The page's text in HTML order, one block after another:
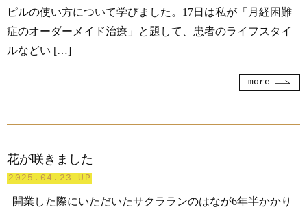
ピルの使い方について学びました。17日は私が「月経困難
症のオーダーメイド治療」と題して、患者のライフスタイ
ルなどい […]
more
花が咲きました
2025.04.23 UP
開業した際にいただいたサクラランのはなが6年半かかり